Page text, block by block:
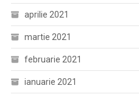
aprilie 2021
martie 2021
februarie 2021
ianuarie 2021